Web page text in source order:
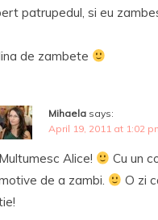
patrupedul, si eu
de zambete
Mihaela says:
April 19, 2011 at 1:02
Multumesc Alice!
Cu un
de a zambi.
O zi